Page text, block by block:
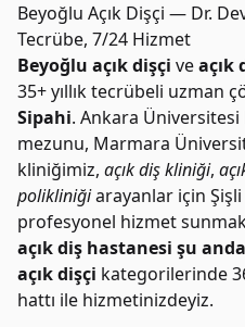
Beyoğlu Açık Dişçi — Dr.
Tecrübe, 7/24 Hizmet
Beyoğlu açık dişçi veaçık
35+ yıllık tecrübeli uzman
Sipahi. Ankara
mezunu, Marmara
kliniğimiz, açık diş kliniği,
polikliniğiarayanlar için
profesyonel hizmet
açık diş hastanesi şu
açık dişçi kategorilerinde
hattı ile hizmetinizdeyiz.